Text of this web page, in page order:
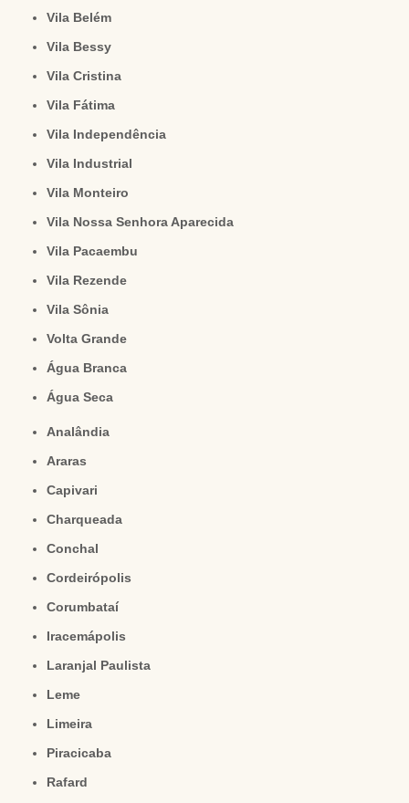
Vila Belém
Vila Bessy
Vila Cristina
Vila Fátima
Vila Independência
Vila Industrial
Vila Monteiro
Vila Nossa Senhora Aparecida
Vila Pacaembu
Vila Rezende
Vila Sônia
Volta Grande
Água Branca
Água Seca
Analândia
Araras
Capivari
Charqueada
Conchal
Cordeirópolis
Corumbataí
Iracemápolis
Laranjal Paulista
Leme
Limeira
Piracicaba
Rafard